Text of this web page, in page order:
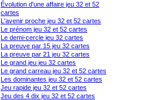
Évolution d'une affaire jeu 32 et 52
cartes
L'avenir proche jeu 32 et 52 cartes
Le prénom jeu 32 et 52 cartes
Le demi-cercle jeu 32 cartes
La preuve par 15 jeu 32 cartes
La preuve par 21 jeu 32 cartes
Le grand jeu jeu 32 cartes
Le grand carreau jeu 32 et 52 cartes
Les dominantes jeu 32 et 52 cartes
Jeu rapide jeu 32 et 52 cartes
Jeu des 4 dix jeu 32 et 52 cartes